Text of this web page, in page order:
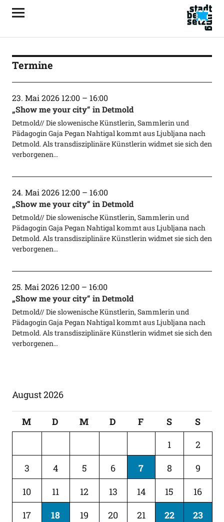
Termine
23. Mai 2026 12:00– 16:00
„Show me your city“ in Detmold
Detmold// Die slowenische Künstlerin, Sammlerin und
Pädagogin Gaja Pegan Nahtigal kommt aus Ljubljana nach
Detmold. Als transdisziplinäre Künstlerin widmet sie sich den
verborgenen…
24. Mai 2026 12:00– 16:00
„Show me your city“ in Detmold
Detmold// Die slowenische Künstlerin, Sammlerin und
Pädagogin Gaja Pegan Nahtigal kommt aus Ljubljana nach
Detmold. Als transdisziplinäre Künstlerin widmet sie sich den
verborgenen…
25. Mai 2026 12:00– 16:00
„Show me your city“ in Detmold
Detmold// Die slowenische Künstlerin, Sammlerin und
Pädagogin Gaja Pegan Nahtigal kommt aus Ljubljana nach
Detmold. Als transdisziplinäre Künstlerin widmet sie sich den
verborgenen…
August 2026
M D M D F S
S
1
2
3
4 5 6 7 8
9
10
11 12 13 14 15
16
17
18 19 20 21 22
23